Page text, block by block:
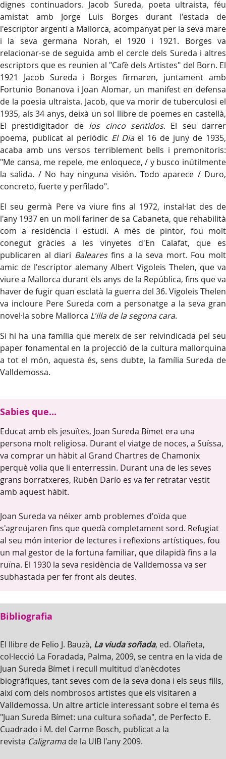
dignes continuadors. Jacob Sureda, poeta ultraista, féu
amistat amb Jorge Luis Borges durant l'estada de
l'escriptor argentí a Mallorca, acompanyat per la seva mare
i la seva germana Norah, el 1920 i 1921. Borges va
relacionar-se de seguida amb el cercle dels Sureda i altres
escriptors que es reunien al "Cafè dels Artistes" del Born. El
1921 Jacob Sureda i Borges firmaren, juntament amb
Fortunio Bonanova i Joan Alomar, un manifest en defensa
de la poesia ultraista. Jacob, que va morir de tuberculosi el
1935, als 34 anys, deixà un sol llibre de poemes en castellà,
El prestidigitador de los cinco sentidos. El seu darrer
poema, publicat al periòdic El Diael 16 de juny de 1935,
acaba amb uns versos terriblement bells i premonitoris:
"Me cansa, me repele, me enloquece, / y busco inútilmente
la salida. / No hay ninguna visión. Todo aparece / Duro,
concreto, fuerte y perfilado".
El seu germà Pere va viure fins al 1972, instal·lat des de
l'any 1937 en un molí fariner de sa Cabaneta, que rehabilità
com a residència i estudi. A més de pintor, fou molt
conegut gràcies a les vinyetes d'En Calafat, que es
publicaren al diari Balearesfins a la seva mort. Fou molt
amic de l'escriptor alemany Albert Vigoleis Thelen, que va
viure a Mallorca durant els anys de la República, fins que va
haver de fugir quan esclatà la guerra del 36. Vigoleis Thelen
va incloure Pere Sureda com a personatge a la seva gran
novel·la sobre Mallorca L'illa de la segona cara.
Si hi ha una família que mereix de ser reivindicada pel seu
paper fonamental en la projecció de la cultura mallorquina
a tot el món, aquesta és, sens dubte, la família Sureda de
Valldemossa.
Sabies que...
Educat amb els jesuïtes, Joan Sureda Bímet era una
persona molt religiosa. Durant el viatge de noces, a Suïssa,
va comprar un hàbit al Grand Chartres de Chamonix
perquè volia que li enterressin. Durant una de les seves
grans borratxeres, Rubén Darío es va fer retratar vestit
amb aquest hàbit.
Joan Sureda va néixer amb problemes d'oïda que
s'agreujaren fins que quedà completament sord. Refugiat
al seu món interior de lectures i reflexions artístiques, fou
un mal gestor de la fortuna familiar, que dilapidà fins a la
ruïna. El 1930 la seva residència de Valldemossa va ser
subhastada per fer front als deutes.
Bibliografia
El llibre de Felio J. Bauzà, La viuda soñada, ed. Olañeta,
col·lecció La Foradada, Palma, 2009, se centra en la vida de
Juan Sureda Bímet i recull multitud d'anècdotes
biogràfiques, tant seves com de la seva dona i els seus fills,
així com dels nombrosos artistes que els visitaren a
Valldemossa. Un altre article interessant sobre el tema és
"Juan Sureda Bímet: una cultura soñada", de Perfecto E.
Cuadrado i M. del Carme Bosch, publicat a la
revista Caligramade la UIB l'any 2009.